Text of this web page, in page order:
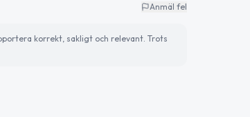
Anmäl fel
korrekt, sakligt och relevant. Trots